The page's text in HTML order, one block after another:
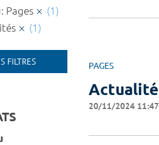
PAGES
20/11/2024 11:47
Pages
(1)
(1)
FILTRES